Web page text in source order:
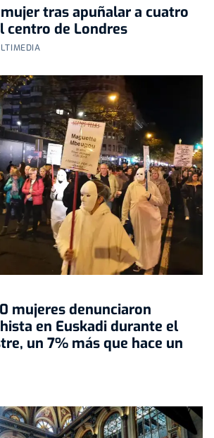
tras apuñalar a cuatro
centro de Londres
mujeres denunciaron
en Euskadi durante el
un 7% más que hace un